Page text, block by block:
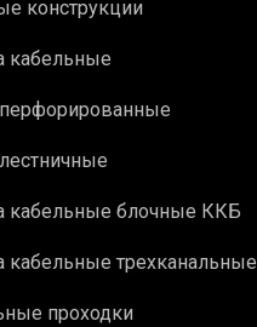
конструкции
кабельные
кабельные блочные ККБ
кабельные трехканальные
проходки